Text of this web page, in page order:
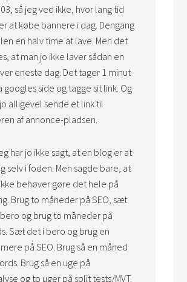
så jeg ved ikke, hvor lang tid
at købe bannere i dag. Dengang
en halv time at lave. Men det
at man jo ikke laver sådan en
eneste dag. Det tager 1 minut
googles side og tagge sit link. Og
alligevel sende et link til
af annonce-pladsen.
har jo ikke sagt, at en blog er at
selv i foden. Men sagde bare, at
behøver gøre det hele på
Brug to måneder på SEO, sæt
og brug to måneder på
Sæt det i bero og brug en
på SEO. Brug så en måned
Brug så en uge på
og to uger på split tests/MVT.